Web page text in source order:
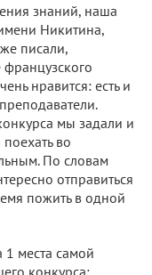
знаний, наша
Никитина,
писали,
французского
нравится: есть и
мы задали и
во
По словам
отправиться
пожить в одной
1 места самой
конкурса: